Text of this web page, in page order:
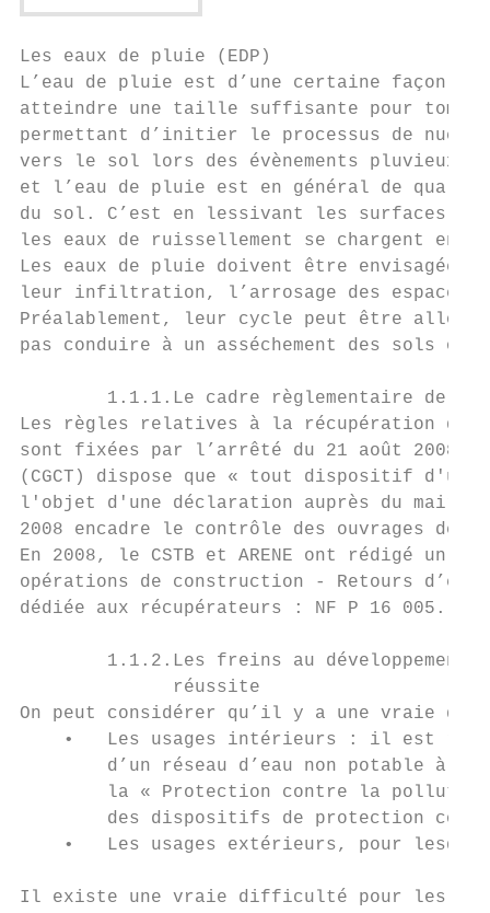
Les eaux de pluie (EDP)
L’eau de pluie est d’une certaine façon
atteindre une taille suffisante pour
permettant d’initier le processus de
vers le sol lors des évènements pluvieux.
et l’eau de pluie est en général de qualité
du sol. C’est en lessivant les surfaces
les eaux de ruissellement se chargent en
Les eaux de pluie doivent être envisagées
leur infiltration, l’arrosage des espaces
Préalablement, leur cycle peut être
pas conduire à un asséchement des sols ou
1.1.1.Le cadre règlementaire de
Les règles relatives à la récupération
sont fixées par l’arrêté du 21 août
(CGCT) dispose que « tout dispositif
l'objet d'une déclaration auprès du maire de
2008 encadre le contrôle des ouvrages de
En 2008, le CSTB et ARENE ont rédigé
opérations de construction - Retours
dédiée aux récupérateurs : NF P 16 005.
1.1.2.Les freins au développement
              réussite
On peut considérer qu’il y a une vraie
•   Les usages intérieurs : il est
d’un réseau d’eau non potable à
la « Protection contre la
des dispositifs de protection
•   Les usages extérieurs, pour
Il existe une vraie difficulté pour les